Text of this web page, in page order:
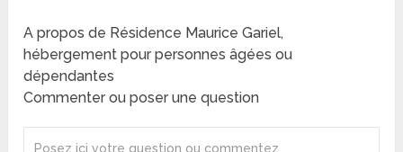
A propos de Résidence Maurice Gariel,
hébergement pour personnes âgées ou
dépendantes
Commenter ou poser une question